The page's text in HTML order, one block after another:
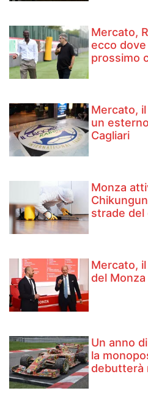
Mercato,
ecco
prossimo
Mercato,
un
Cagliari
Monza
strade
Mercato,
del
Un anno
la
debutterà